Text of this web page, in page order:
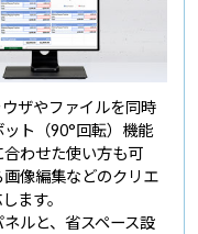
ザやファイルを同時
ト（90°回転）機能
わせた使い方も可
像編集などのクリエ
ます。
ルと、省スペース設